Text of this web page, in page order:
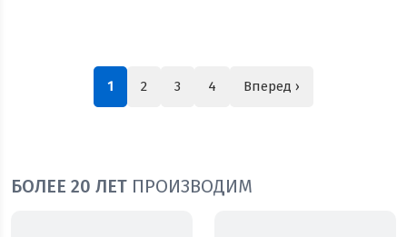
1 2 3 4 Вперед ›
БОЛЕЕ 20 ЛЕТ ПРОИЗВОДИМ